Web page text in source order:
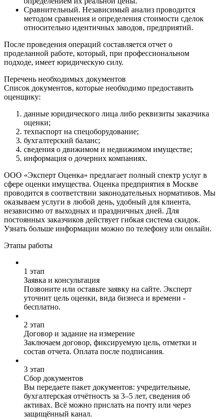
Сравнительный. Независимый анализ проводится
методом сравнения и определения стоимости сделок
относительно идентичных заводов, предприятий.
После проведения операций составляется отчет о
проделанной работе, который, при профессиональном
подходе, имеет юридическую силу.
Перечень необходимых документов
Список документов, которые необходимо предоставить
оценщику:
данные юридического лица либо реквизиты заказчика
оценки;
техпаспорт на спецоборудование;
бухгалтерский баланс;
сведения о движимом и недвижимом имуществе;
информация о дочерних компаниях.
ООО «Эксперт Оценка» предлагает полный спектр услуг в
сфере оценки имущества. Оценка предприятия в Москве
проводится в соответствии законодательных нормативов. Мы
оказываем услуги в любой день, удобный для клиента,
независимо от выходных и праздничных дней. Для
постоянных заказчиков действует гибкая система скидок.
Узнать больше информации можно по телефону или онлайн.
Этапы работы
1 этап
Заявка и консультация
Позвоните или оставьте заявку на сайте. Эксперт
уточнит цель оценки, вида бизнеса и времени -
бесплатно.
2 этап
Договор и задание на измерение
Заключаем договор, фиксируемую цель, отметки и
состав отчета. Оплата после подписания.
3 этап
Сбор документов
Вы передаете пакет документов: учредительные,
бухгалтерская отчётность за 3–5 лет, сведения об
активах. Всё можно прислать на почту или через
защищённый канал.